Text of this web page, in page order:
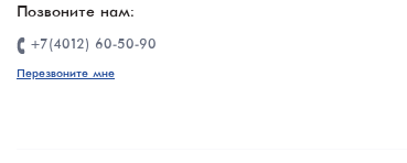
Позвоните нам:
+7(4012) 60-50-90
Перезвоните мне